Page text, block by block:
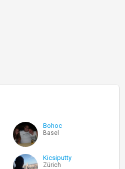
Bohoc
Basel
Kicsiputty
Zürich